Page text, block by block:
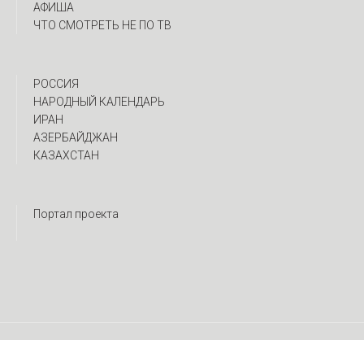
АФИША
ЧТО СМОТРЕТЬ НЕ ПО ТВ
РОССИЯ
НАРОДНЫЙ КАЛЕНДАРЬ
ИРАН
АЗЕРБАЙДЖАН
КАЗАХСТАН
Портал проекта